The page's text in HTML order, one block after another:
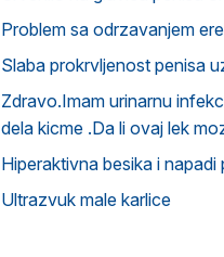
Problem sa odrzavanjem
Slaba prokrvljenost penisa
Zdravo.Imam urinarnu
dela kicme .Da li ovaj lek
Hiperaktivna besika i
Ultrazvuk male karlice